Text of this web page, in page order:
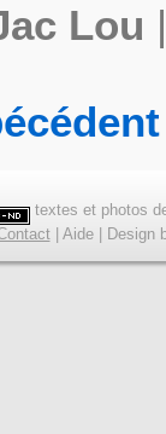
Lou
textes et photos
| Aide| Design